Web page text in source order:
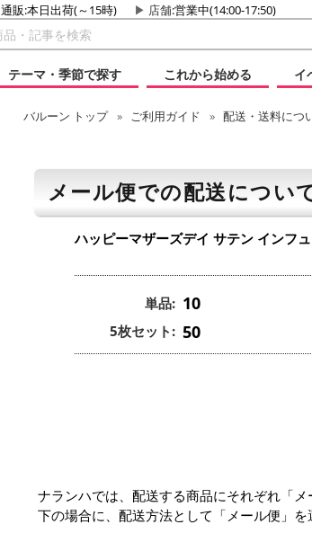
通販:本日出荷(～15時) 店舗:営業中(14:00-17:50)
テーマ・季節で探す
これから始める イ
バルーン トップ ご利用ガイド 配送・送料につ
メール便での配送につい
ハッピーマザーズデイ サテン インフ
単品: 10
5枚セット: 50
ナランハでは、配送する商品にそれぞれ「
下の場合に、配送方法として「メール便」を